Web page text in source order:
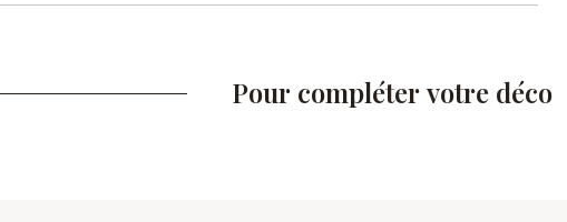
Pour compléter votre déco